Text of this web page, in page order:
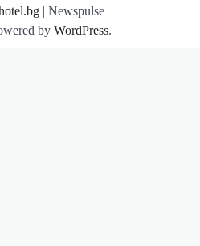
| Newspulse
by WordPress.